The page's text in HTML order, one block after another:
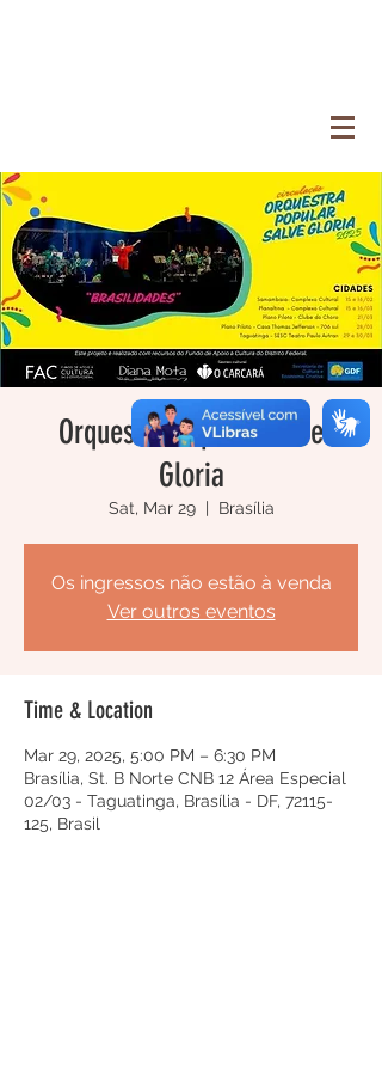
Orquestra Popular Salve
Gloria
Sat, Mar 29
  |
Brasília
Os ingressos não estão à venda
Ver outros eventos
Time & Location
Mar 29, 2025, 5:00 PM – 6:30 PM
Brasília, St. B Norte CNB 12 Área Especial
02/03 - Taguatinga, Brasília - DF, 72115-
125, Brasil